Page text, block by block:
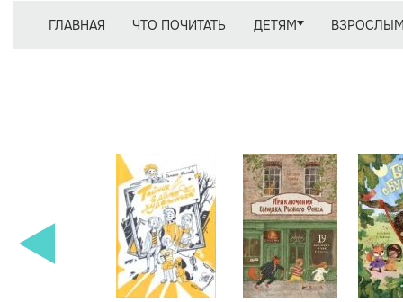
ГЛАВНАЯ ЧТО ПОЧИТАТЬ ДЕТЯМ